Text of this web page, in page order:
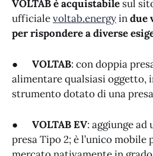
VOLTAB è acquistabile sul
ufficialevoltab.energyindue
per rispondere a diverse
● VOLTAB: con doppia
alimentare qualsiasi oggetto,
strumento dotato di una
● VOLTAB EV: aggiunge ad
presa Tipo 2; è l’unico mobile